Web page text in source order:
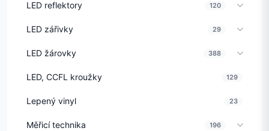
LED reflektory 120
LED zářivky 29
LED žárovky 388
LED, CCFL kroužky 129
Lepený vinyl 23
Měřicí technika 196